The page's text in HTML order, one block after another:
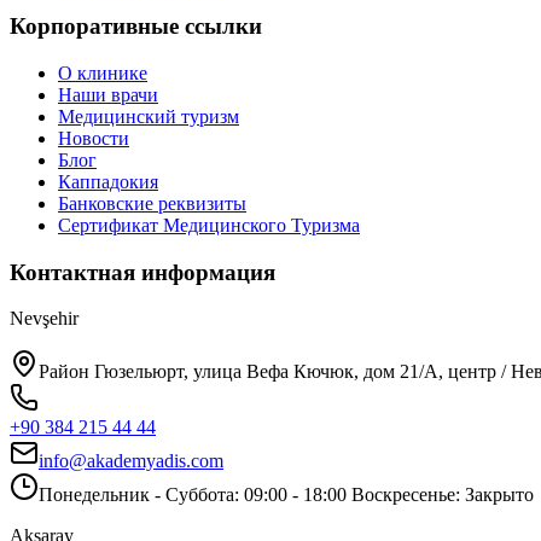
Корпоративные ссылки
О клинике
Наши врачи
Медицинский туризм
Новости
Блог
Каппадокия
Банковские реквизиты
Сертификат Медицинского Туризма
Контактная информация
Nevşehir
Район Гюзельюрт, улица Вефа Кючюк, дом 21/A, центр /
+90 384 215 44 44
info@akademyadis.com
Понедельник - Суббота: 09:00 - 18:00 Воскресенье: Закрыто
Aksaray